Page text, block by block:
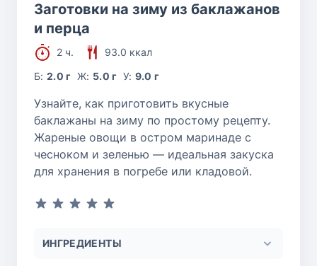
Заготовки на зиму из баклажанов
и перца
2 ч.
93.0 ккал
Б:2.0 г Ж: 5.0 г У: 9.0 г
Узнайте, как приготовить вкусные
баклажаны на зиму по простому рецепту.
Жареные овощи в остром маринаде с
чесноком и зеленью — идеальная закуска
для хранения в погребе или кладовой.
ИНГРЕДИЕНТЫ